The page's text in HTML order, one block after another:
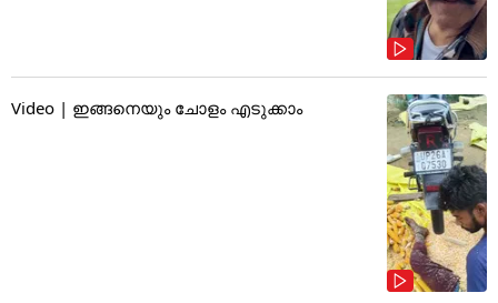
Video | ഇങ്ങനെയും ചോളം എടുക്കാം